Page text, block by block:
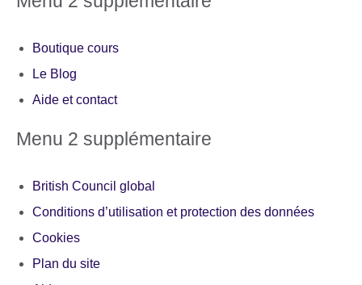
Boutique cours
Le Blog
Aide et contact
Menu 2 supplémentaire
British Council global
Conditions d’utilisation et protection des données
Cookies
Plan du site